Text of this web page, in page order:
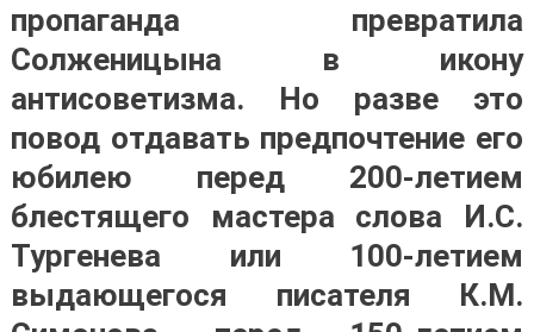
пропаганда превратила
Солженицына в икону
антисоветизма. Но разве это
повод отдавать предпочтение его
юбилею перед 200-летием
блестящего мастера слова И.С.
Тургенева или 100-летием
выдающегося писателя К.М.